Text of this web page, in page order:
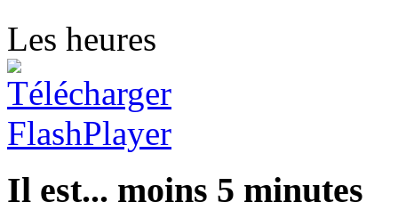
Les heures
Il est... moins 5 minutes